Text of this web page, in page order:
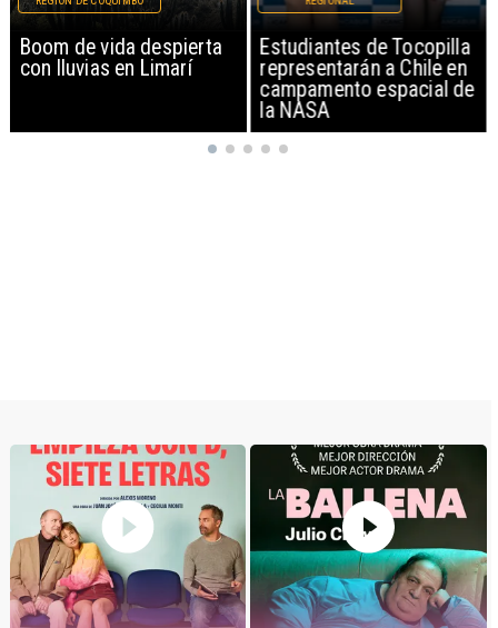
Boom de vida despierta
con lluvias en Limarí
Estudiantes de Tocopilla
representarán a Chile en
campamento espacial de
la NASA